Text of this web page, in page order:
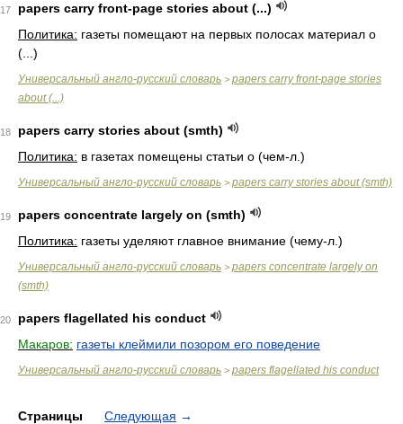
17
papers carry front-page stories about (...)
Политика: газеты помещают на первых полосах материал о
(...)
Универсальный англо-русский словарь > papers carry front-page stories
about (...)
18
papers carry stories about (smth)
Политика: в газетах помещены статьи о (чем-л.)
Универсальный англо-русский словарь > papers carry stories about (smth)
19
papers concentrate largely on (smth)
Политика: газеты уделяют главное внимание (чему-л.)
Универсальный англо-русский словарь > papers concentrate largely on
(smth)
20
papers flagellated his conduct
Макаров: газеты клеймили позором его поведение
Универсальный англо-русский словарь > papers flagellated his conduct
Страницы Следующая →